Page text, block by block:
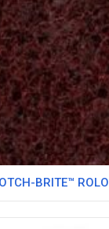
BRITE™